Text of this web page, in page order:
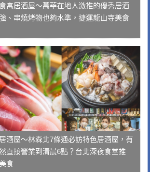
寓居酒屋～萬華在地人激推的優秀居酒
、串燒烤物也夠水準，捷運龍山寺美食
酒屋～林森北7條通必訪特色居酒屋，有
直接營業到清晨6點？台北深夜食堂推
食